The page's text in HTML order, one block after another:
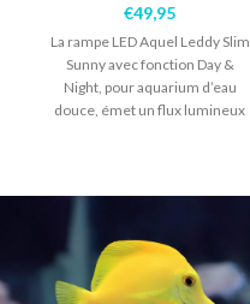
€49,95
La rampe LED Aquel Leddy Slim
Sunny avec fonction Day &
Night, pour aquarium d’eau
douce, émet un flux lumineux